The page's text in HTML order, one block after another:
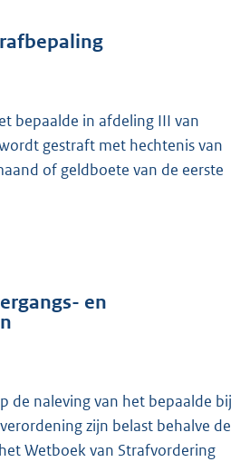
bepaalde in afdeling III van
gestraft met hechtenis van
of geldboete van de eerste
en
de naleving van het bepaalde bij
zijn belast behalve de
Wetboek van Strafvordering